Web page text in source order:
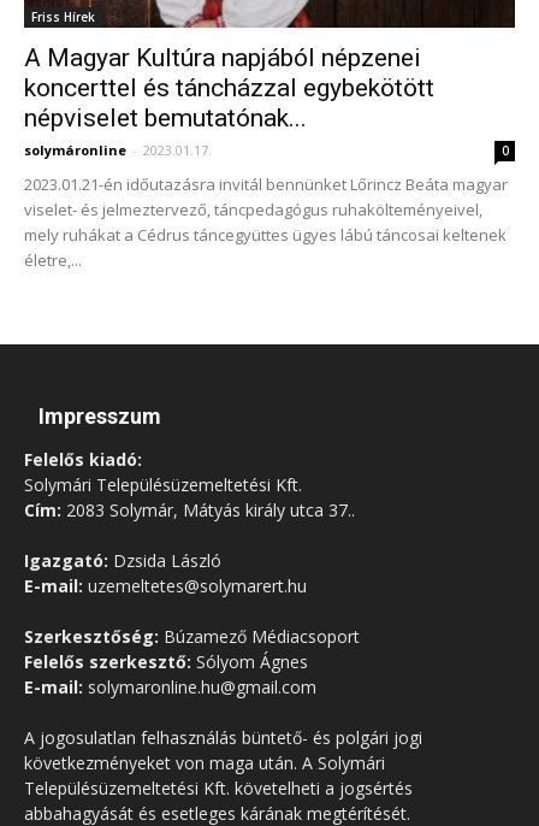
Friss Hírek
A Magyar Kultúra napjából népzenei
koncerttel és táncházzal egybekötött
népviselet bemutatónak...
solymáronline - 2023.01.17. 0
2023.01.21-én időutazásra invitál bennünket Lőrincz Beáta magyar
viselet- és jelmeztervező, táncpedagógus ruhakölteményeivel,
mely ruhákat a Cédrus táncegyüttes ügyes lábú táncosai keltenek
életre,...
Impresszum
Felelős kiadó:
Solymári Településüzemeltetési Kft.
Cím: 2083 Solymár, Mátyás király utca 37..
Igazgató: Dzsida László
E-mail: uzemeltetes@solymarert.hu
Szerkesztőség: Búzamező Médiacsoport
Felelős szerkesztő: Sólyom Ágnes
E-mail: solymaronline.hu@gmail.com
A jogosulatlan felhasználás büntető- és polgári jogi
következményeket von maga után. A Solymári
Településüzemeltetési Kft. követelheti a jogsértés
abbahagyását és esetleges kárának megtérítését.